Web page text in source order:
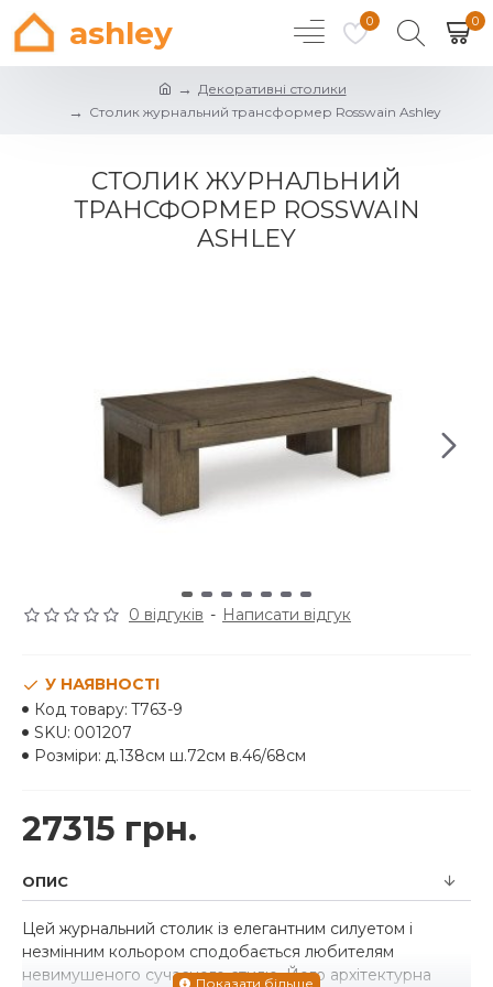
ashley 0 0
Декоративні столики
Столик журнальний трансформер Rosswain Ashley
СТОЛИК ЖУРНАЛЬНИЙ
ТРАНСФОРМЕР ROSSWAIN
ASHLEY
0 відгуків - Написати відгук
27315 грн.
У НАЯВНОСТІ
Код товару: T763-9
SKU: 001207
Розміри: д.138см ш.72см в.46/68см
ОПИС
Цей журнальний столик із елегантним силуетом і
незмінним кольором сподобається любителям
невимушеного сучасного стилю. Його архітектурна